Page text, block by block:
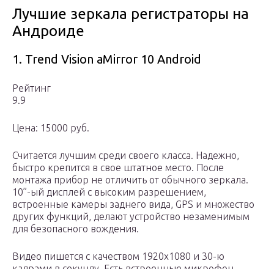
Лучшие зеркала регистраторы на
Андроиде
1. Trend Vision aMirror 10 Android
Рейтинг
9.9
Цена: 15000 руб.
Считается лучшим среди своего класса. Надежно,
быстро крепится в свое штатное место. После
монтажа прибор не отличить от обычного зеркала.
10”-ый дисплей с высоким разрешением,
встроенные камеры заднего вида, GPS и множество
других функций, делают устройство незаменимым
для безопасного вождения.
Видео пишется с качеством 1920х1080 и 30-ю